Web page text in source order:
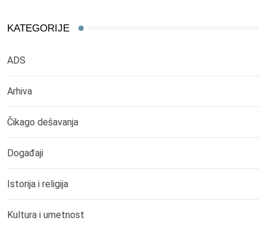
KATEGORIJE
ADS
Arhiva
Čikago dešavanja
Događaji
Istorija i religija
Kultura i umetnost